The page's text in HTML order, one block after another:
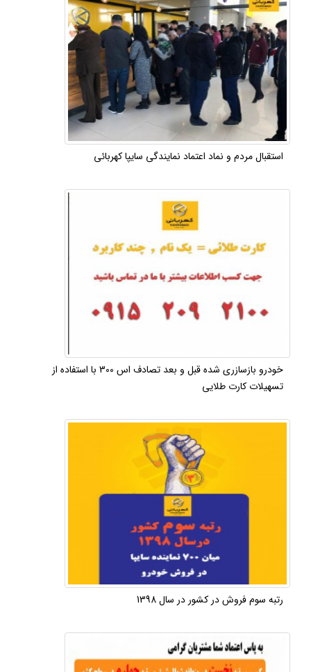
استقبال مردم و نماد اعتماد نمایندگی سایپا کهربائی
خودرو بازسازری شده قبل و بعد تصادف اس 300 با استفاده از
تسهیلات کارت طلایی
رتبه سوم فروش در کشور در سال 1398